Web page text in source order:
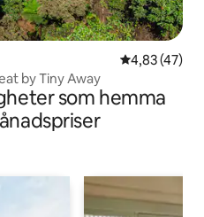
4,83 av 5 i
4,83 (47)
by Tiny Away
som hemma